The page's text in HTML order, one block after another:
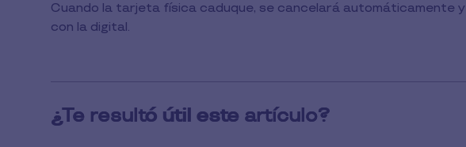
Cuando la tarjeta física caduque, se cancelará automáticamente
con la digital.